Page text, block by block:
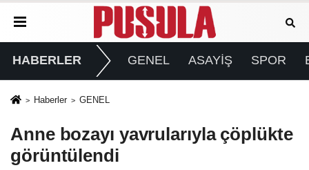
HABERLER GENEL ASAYİŞ SPOR
Haberler GENEL
Anne bozayı yavrularıyla çöplükte
görüntülendi